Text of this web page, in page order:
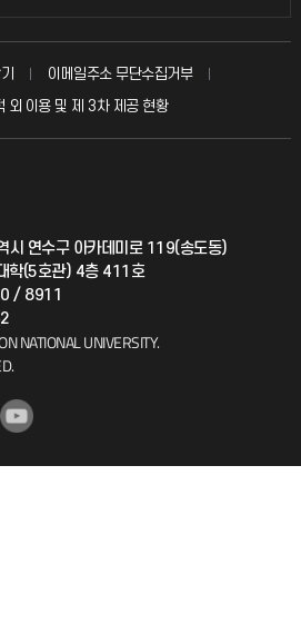
이메일주소 무단수집거부
외 이용 및 제 3차 제공 현황
시 연수구 아카데미로 119(송도동)
학(5호관) 4층 411호
/ 8911
NATIONAL UNIVERSITY.